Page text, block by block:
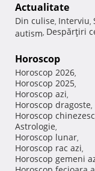
Actualitate
Din culise, Interviu,
autism, Despărţiri
Horoscop
Horoscop 2026,
Horoscop 2025,
Horoscop azi,
Horoscop dragoste,
Horoscop chinezesc
Astrologie,
Horoscop lunar,
Horoscop rac azi,
Horoscop gemeni